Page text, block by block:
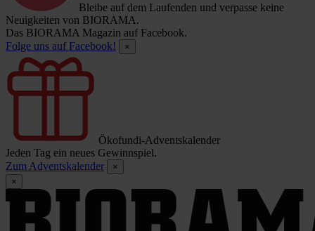
Bleibe auf dem Laufenden und verpasse keine
Neuigkeiten von BIORAMA.
Das BIORAMA Magazin auf Facebook.
Folge uns auf Facebook!
×
Ökofundi-Adventskalender
Jeden Tag ein neues Gewinnspiel.
Zum Adventskalender
×
×